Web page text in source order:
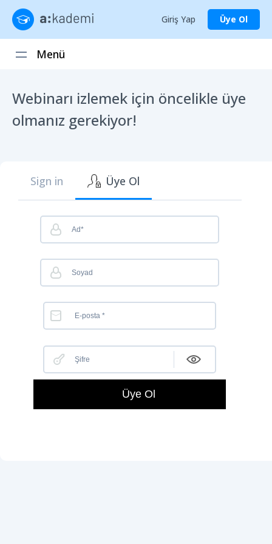
Giriş Yap Üye Ol
Menü
Webinarı izlemek için öncelikle üye
olmanız gerekiyor!
Sign in Üye Ol
Üye Ol